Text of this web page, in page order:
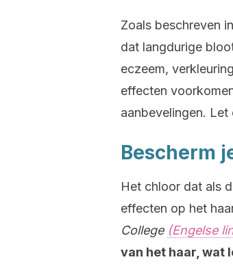
Zoals beschreven
dat langdurige
eczeem,
effecten
aanbevelingen. Let
Bescherm
Het chloor dat als
effecten op het
College (Engelse
van het haar, wat